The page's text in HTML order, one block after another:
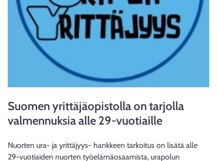
Suomen yrittäjäopistolla on tarjolla
valmennuksia alle 29-vuotiaille
Nuorten ura- ja yrittäjyys- hankkeen tarkoitus on lisätä alle
29-vuotiaiden nuorten työelämäosaamista, urapolun